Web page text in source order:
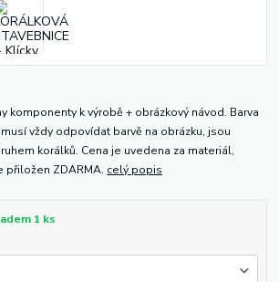
komponenty k výrobě + obrázkový návod. Barva
vždy odpovídat barvě na obrázku, jsou
korálků. Cena je uvedena za materiál,
přiložen ZDARMA. celý popis
1 ks